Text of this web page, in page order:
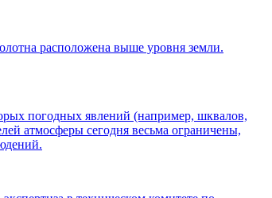
расположена выше уровня земли.
погодных явлений (например, шквалов,
атмосферы сегодня весьма ограничены,